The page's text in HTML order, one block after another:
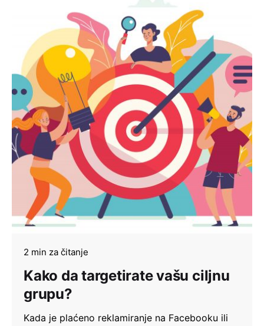
2 min za čitanje
Kako da targetirate vašu ciljnu
grupu?
Kada je plaćeno reklamiranje na Facebooku ili